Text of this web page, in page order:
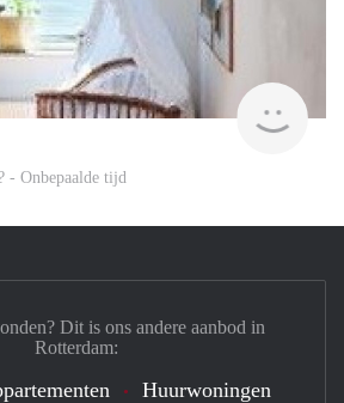
- Onbepaalde tijd
Dit is ons andere aanbod in
Rotterdam:
Huurwoningen